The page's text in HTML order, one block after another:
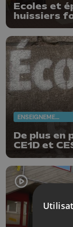
Ecoles et
huissiers
grève
ENSEIGNEMENT
De plus en
CE1D et
des